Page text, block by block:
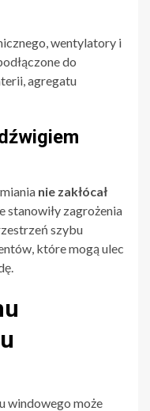
wentylatory i
do
agregatu
nie zakłócał
stanowiły zagrożenia
szybu
które mogą ulec
windowego może